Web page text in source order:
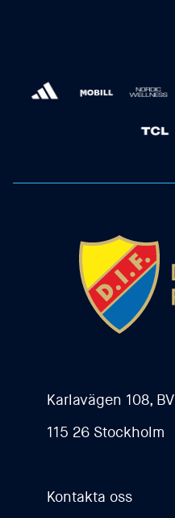
Karlavägen 108, BV
115 26 Stockholm
Kontakta oss